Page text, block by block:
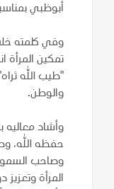
أبوظبي
وفي كلمته
تمكين
"طيب الله
والوطن.
وأشاد معاليه
حفظه الله،
وصاحب السمو
المرأة